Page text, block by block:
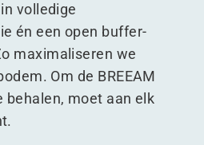
volledige
én een open buffer-
maximaliseren we
Om de BREEAM
behalen, moet aan elk